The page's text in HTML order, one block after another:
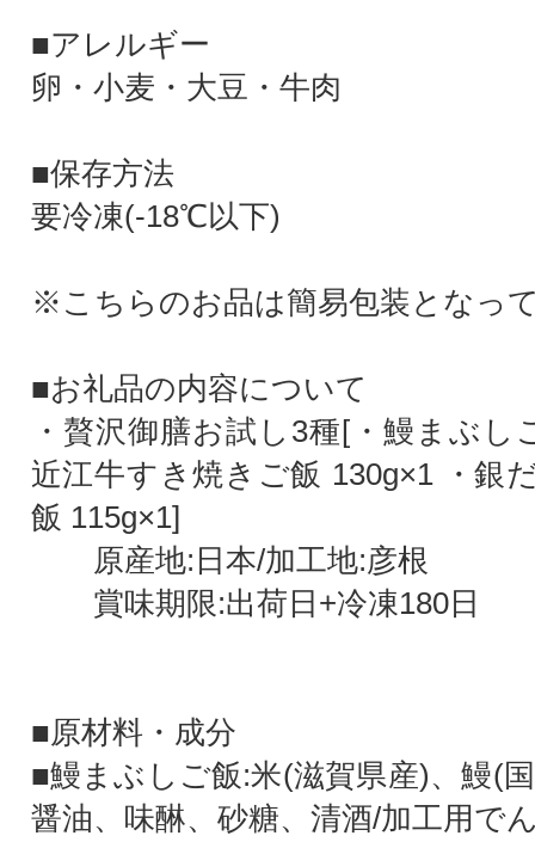
■アレルギー
卵・小麦・大豆・牛肉
■保存方法
要冷凍(-18℃以下)
※こちらのお品は簡易包装となっ
■お礼品の内容について
・贅沢御膳お試し3種[・鰻まぶし
近江牛すき焼きご飯 130g×1 ・銀
飯 115g×1]
原産地:日本/加工地:彦根
賞味期限:出荷日+冷凍180日
■原材料・成分
■鰻まぶしご飯:米(滋賀県産)、鰻(
醤油、味醂、砂糖、清酒/加工用で